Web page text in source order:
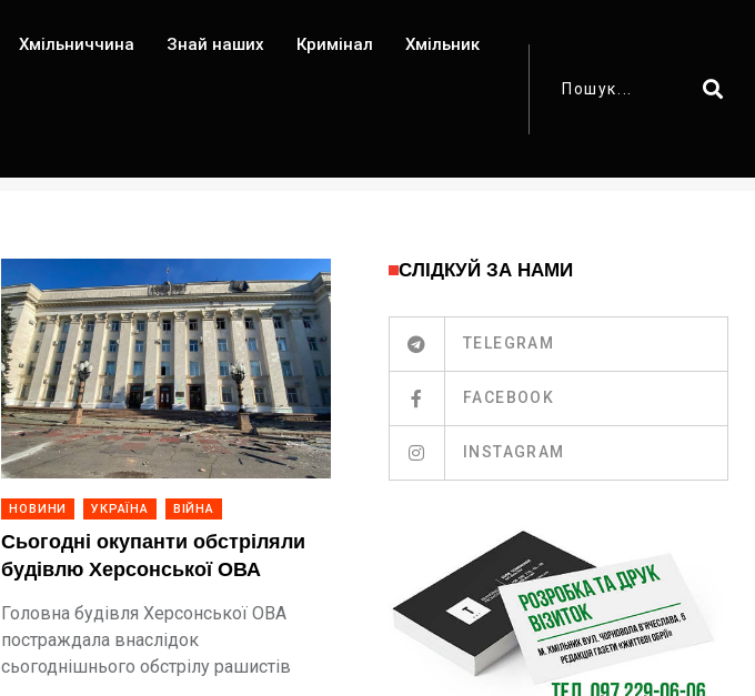
Хмільниччина Знай наших Кримінал Хмільник
НОВИНИ УКРАЇНА ВІЙНА
Сьогодні окупанти обстріляли
будівлю Херсонської ОВА
Головна будівля Херсонської ОВА
постраждала внаслідок
сьогоднішнього обстрілу рашистів
СЛІДКУЙ ЗА НАМИ
TELEGRAM
FACEBOOK
INSTAGRAM